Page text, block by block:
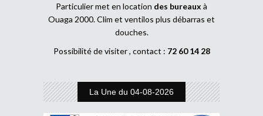
Particulier met en location des bureaux à
Ouaga 2000. Clim et ventilos plus débarras et
douches.
Possibilité de visiter , contact : 72 60 14 28
La Une du 04-08-2026